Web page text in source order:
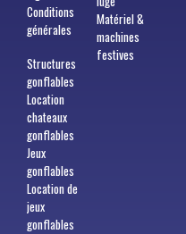
Conditions
générales
Structures
gonflables
Location
chateaux
gonflables
Jeux
gonflables
Location de
jeux
gonflables
Matériel &
machines
festives